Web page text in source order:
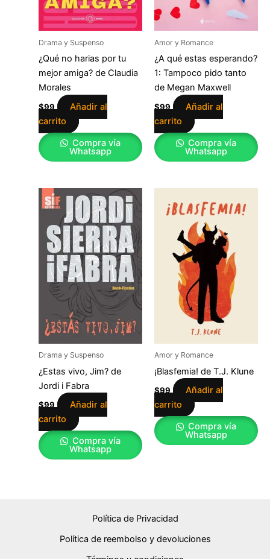
Drama y Suspenso
¿Qué no harias por tu
mejor amiga? de Claudia
Morales
$99
Añadir al
carrito
Compra vía
Whatsapp
Amor y Romance
¿A qué estas esperando?
1: Tampoco pido tanto
de Megan Maxwell
$99
Añadir al
carrito
Compra vía
Whatsapp
Drama y Suspenso
¿Estas vivo, Jim? de
Jordi i Fabra
$99
Añadir al
carrito
Compra vía
Whatsapp
Amor y Romance
¡Blasfemia! de T.J. Klune
$99
Añadir al
carrito
Compra vía
Whatsapp
Política de Privacidad
Política de reembolso y devoluciones